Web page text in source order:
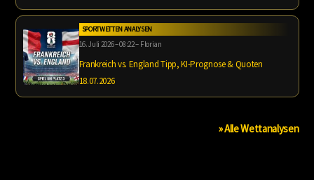
SPORTWETTEN ANALYSEN
16. Juli 2026 – 08:22 – Florian
Frankreich vs. England Tipp, KI-Prognose & Quoten
18.07.2026
» Alle Wettanalysen